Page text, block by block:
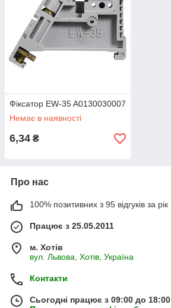
Фіксатор EW-35 A0130030007
Немає в наявності
6,34 ₴
Про нас
100% позитивних з 95 відгуків за рік
Працює з 25.05.2011
м. Хотів
вул. Львова, Хотів, Україна
Контакти
Сьогодні працює з 09:00 до 18:00